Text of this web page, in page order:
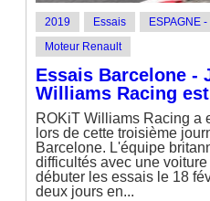
2019 Essais ESPAGNE
Moteur Renault
Essais Barcelone -
Williams Racing
ROKiT Williams Racing a
lors de cette troisième
Barcelone. L'équipe
difficultés avec une
débuter les essais le 18
deux jours en...